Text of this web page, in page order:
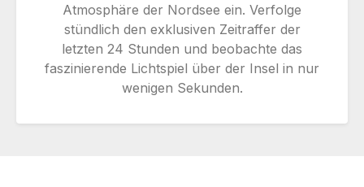
Atmosphäre der Nordsee ein. Verfolge
stündlich den exklusiven Zeitraffer der
letzten 24 Stunden und beobachte das
faszinierende Lichtspiel über der Insel in nur
wenigen Sekunden.